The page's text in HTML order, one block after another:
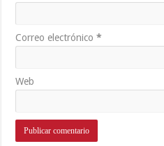
Correo electrónico*
Web